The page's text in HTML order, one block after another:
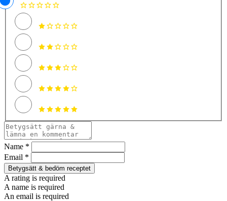
Name *
Email *
Betygsätt & bedöm receptet
A rating is required
A name is required
An email is required